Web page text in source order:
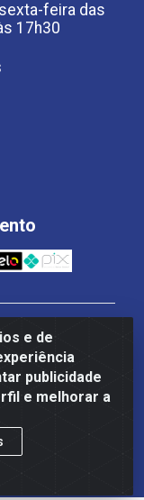
e de
publicidade
e melhorar a
feira das
17h30
0001-93 -
13, 14 Ao 32,
DF - CEP